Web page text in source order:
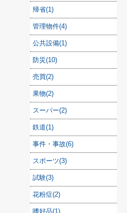
帰省(1)
管理物件(4)
公共設備(1)
防災(10)
売買(2)
果物(2)
スーパー(2)
鉄道(1)
事件・事故(6)
スポーツ(3)
試験(3)
花粉症(2)
嗜好品(1)